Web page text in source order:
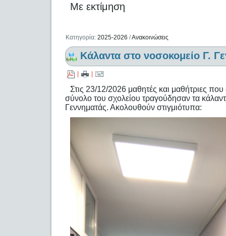
Με εκτίμηση
Κατηγορία:2025-2026 /Ανακοινώσεις
Κάλαντα στο νοσοκομείο Γ.
| |
Στις 23/12/2026 μαθητές και μαθήτριες
σύνολο του σχολείου τραγούδησαν τα
Γεννηματάς. Ακολουθούν στιγμιότυπα: